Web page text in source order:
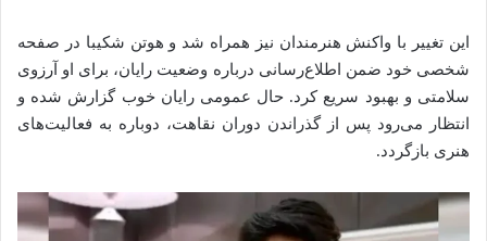
این تغییر با واکنش هنرمندان نیز همراه شد و هوتن شکیبا در صفحه
شخصی خود ضمن اطلاع‌رسانی درباره وضعیت رایان، برای او آرزوی
سلامتی و بهبود سریع کرد. حال عمومی رایان خوب گزارش شده و
انتظار می‌رود پس از گذراندن دوران نقاهت، دوباره به فعالیت‌های
هنری بازگردد.